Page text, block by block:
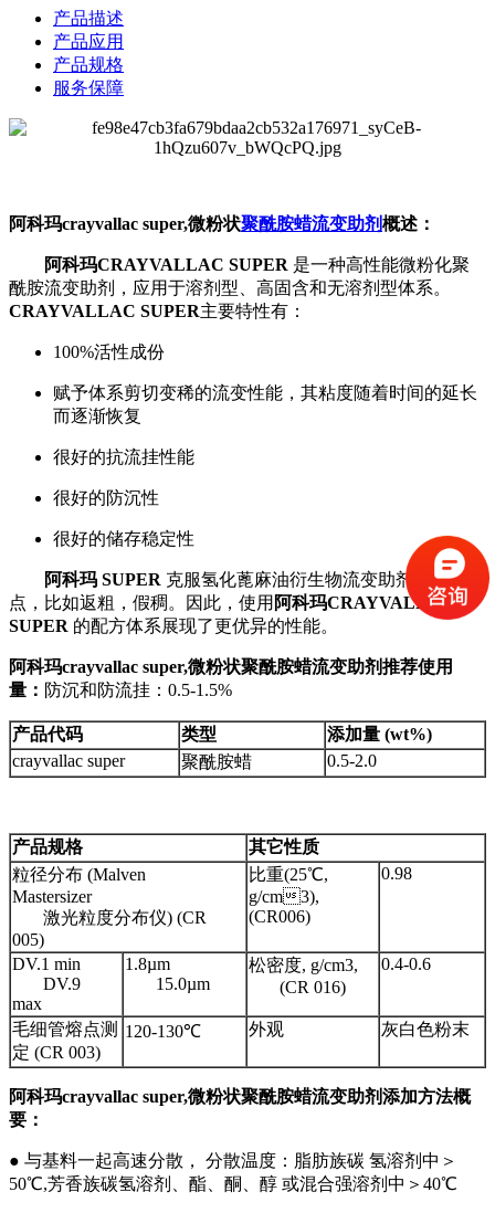
产品描述
产品应用
产品规格
服务保障
阿科玛crayvallac super,微粉状聚酰胺蜡流变助剂概述：
阿科玛CRAYVALLAC SUPER 是一种高性能微粉化聚
酰胺流变助剂，应用于溶剂型、高固含和无溶剂型体系。
CRAYVALLAC SUPER主要特性有：
100%活性成份
赋予体系剪切变稀的流变性能，其粘度随着时间的延长
而逐渐恢复
很好的抗流挂性能
很好的防沉性
很好的储存稳定性
阿科玛 SUPER 克服氢化蓖麻油衍生物流变助剂的一些缺
点，比如返粗，假稠。因此，使用 阿科玛CRAYVALLAC
SUPER 的配方体系展现了更优异的性能。
阿科玛crayvallac super,微粉状聚酰胺蜡流变助剂推荐使用
量： 防沉和防流挂：0.5-1.5%
产品代码 类型
添加量 (wt%)
crayvallac super
聚酰胺蜡 0.5-2.0
产品规格
其它性质
粒径分布 (Malven
Mastersizer
激光粒度分布仪) (CR
005)
比重(25℃,
g/cm3),
(CR006)
0.98
DV.1 min
DV.9
max
1.8µm
15.0µm
松密度, g/cm3,
(CR 016)
0.4-0.6
毛细管熔点测
定 (CR 003)
120-130℃ 外观 灰白色粉末
阿科玛crayvallac super,微粉状聚酰胺蜡流变助剂添加方法概
要：
● 与基料一起高速分散， 分散温度：脂肪族碳 氢溶剂中＞
50℃,芳香族碳氢溶剂、酯、酮、醇 或混合强溶剂中＞40℃